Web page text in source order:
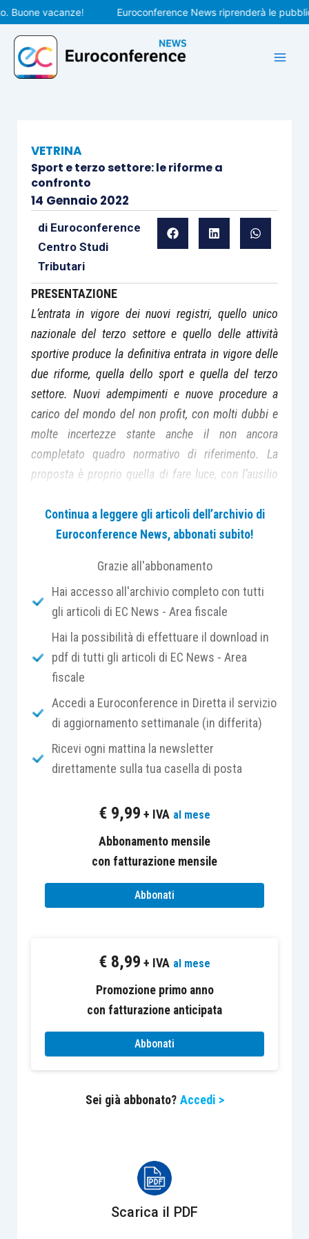
Vai
al
contenuto
vacanze! Euroconference News riprenderà le
VETRINA
Sport e terzo settore: le riforme a
confronto
14 Gennaio 2022
di Euroconference
Centro Studi
Tributari
PRESENTAZIONE
L’entrata in vigore dei nuovi registri, quello unico
nazionale del terzo settore e quello delle attività
sportive produce la definitiva entrata in vigore delle
due riforme, quella dello sport e quella del terzo
settore. Nuovi adempimenti e nuove procedure a
carico del mondo del non profit, con molti dubbi e
molte incertezze stante anche il non ancora
completato quadro normativo di riferimento. La
proposta è proprio quella di fare luce, con l’ausilio
quali siano i nuovi obblighi, le procedure e le
modalità di gestione sia degli enti del terzo settore
dilettantistiche.
PROGRAMMA
I Incontro
I soggetti
Le novità introdotte dalle riforme:
modalità di iscrizione al runts
associazioni e società sportive
dilettantistiche: costituzione, statuti
e modalità di iscrizione al RAS
La responsabilità dei dirigenti degli ets e
sodalizi sportivi
Gli obblighi di deposito
Le sanzioni e i controlli
Continua a leggere gli articoli dell’archivio di
Euroconference News, abbonati subito!
Grazie all'abbonamento
Hai accesso all'archivio completo con tutti
gli articoli di EC News - Area fiscale
Hai la possibilità di effettuare il download in
pdf di tutti gli articoli di EC News - Area
fiscale
Accedi a Euroconference in Diretta il servizio
di aggiornamento settimanale (in differita)
Ricevi ogni mattina la newsletter
direttamente sulla tua casella di posta
€ 9,99 + IVA al mese
Abbonamento mensile
con fatturazione mensile
Abbonati
€ 8,99 + IVA al mese
Promozione primo anno
con fatturazione anticipata
Abbonati
Sei già abbonato? Accedi >
Scarica il PDF